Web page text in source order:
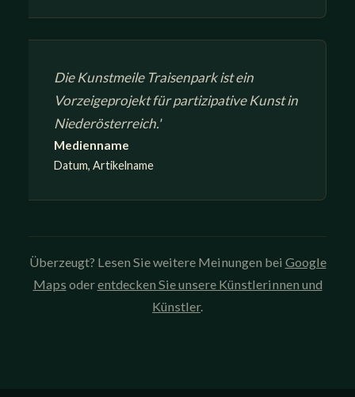
Die Kunstmeile Traisenpark ist ein
Vorzeigeprojekt für partizipative Kunst in
Niederösterreich.'
Medienname
Datum, Artikelname
Überzeugt? Lesen Sie weitere Meinungen bei Google
Maps oderentdecken Sie unsere Künstlerinnen und
Künstler.